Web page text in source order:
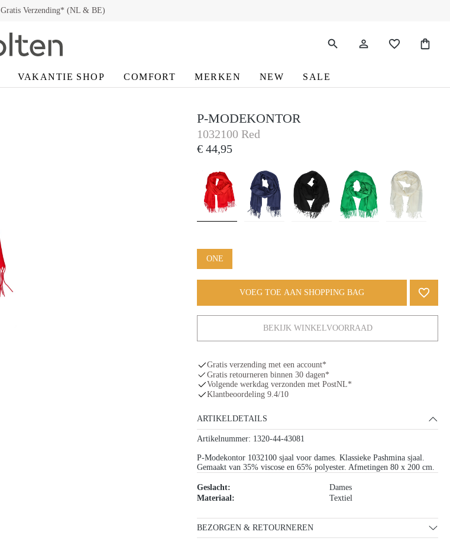
Gratis Verzending* (NL & BE)
VAKANTIE SHOP COMFORT MERKEN NEW SALE
P-MODEKONTOR
P-Modekontor
1032100 Red
€ 44,95
ONE
VOEG TOE AAN SHOPPING BAG
BEKIJK WINKELVOORRAAD
Gratis verzending met een account*
Gratis retourneren binnen 30 dagen*
Volgende werkdag verzonden met PostNL*
Klantbeoordeling 9.4/10
ARTIKELDETAILS
Artikelnummer: 1320-44-43081
P-Modekontor 1032100 sjaal voor dames. Klassieke Pashmina sjaal.
Gemaakt van 35% viscose en 65% polyester. Afmetingen 80 x 200 cm.
Geslacht:
Dames
Materiaal:
Textiel
BEZORGEN & RETOURNEREN